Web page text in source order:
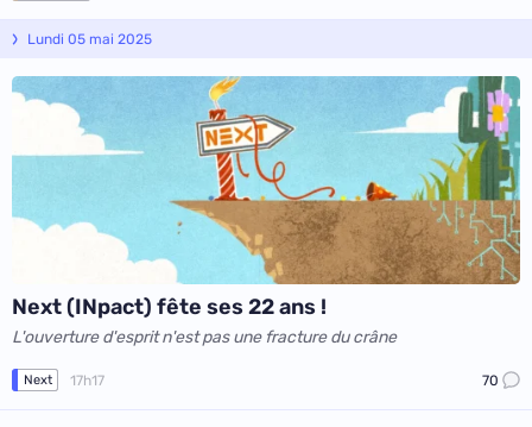
Lundi 05 mai 2025
Next (INpact) fête ses 22 ans !
L'ouverture d'esprit n'est pas une fracture du crâne
Next 17h17 70